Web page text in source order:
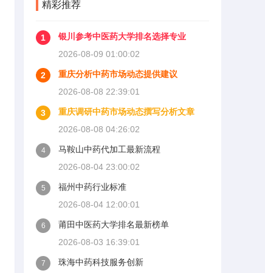
精彩推荐
1
银川参考中医药大学排名选择专业
2026-08-09 01:00:02
2
重庆分析中药市场动态提供建议
2026-08-08 22:39:01
3
重庆调研中药市场动态撰写分析文章
2026-08-08 04:26:02
4
马鞍山中药代加工最新流程
2026-08-04 23:00:02
5
福州中药行业标准
2026-08-04 12:00:01
6
莆田中医药大学排名最新榜单
2026-08-03 16:39:01
7
珠海中药科技服务创新